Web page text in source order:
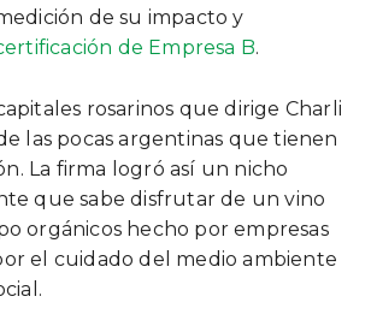
de su impacto y
de Empresa B.
rosarinos que dirige Charli
las pocas argentinas que tienen
La firma logró así un nicho
que sabe disfrutar de un vino
orgánicos hecho por empresas
el cuidado del medio ambiente